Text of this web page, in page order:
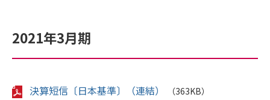
2021年3月期
決算短信〔日本基準〕（連結） （363KB）